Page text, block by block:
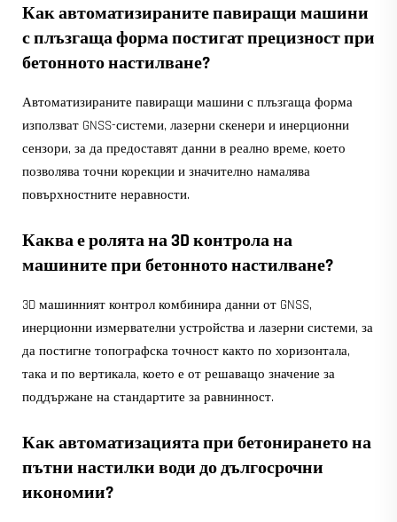
Как автоматизираните павиращи машини
с плъзгаща форма постигат прецизност при
бетонното настилване?
Автоматизираните павиращи машини с плъзгаща форма
използват GNSS-системи, лазерни скенери и инерционни
сензори, за да предоставят данни в реално време, което
позволява точни корекции и значително намалява
повърхностните неравности.
Каква е ролята на 3D контрола на
машините при бетонното настилване?
3D машинният контрол комбинира данни от GNSS,
инерционни измервателни устройства и лазерни системи, за
да постигне топографска точност както по хоризонтала,
така и по вертикала, което е от решаващо значение за
поддържане на стандартите за равнинност.
Как автоматизацията при бетонирането на
пътни настилки води до дългосрочни
икономии?